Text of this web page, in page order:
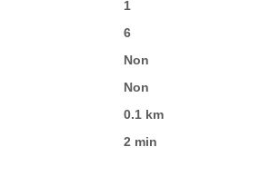
1
6
Non
Non
0.1 km
2 min